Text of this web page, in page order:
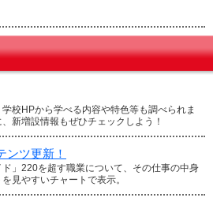
校HPから学べる内容や特色等も調べられま
新増設情報もぜひチェックしよう！
ンツ更新！
」220を超す職業について、その仕事の中身
見やすいチャートで表示。